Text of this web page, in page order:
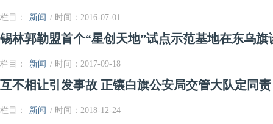
栏目： 新闻 / 时间：2016-07-01
锡林郭勒盟首个“星创天地”试点示范基地在东乌旗
栏目： 新闻 / 时间：2017-09-18
互不相让引发事故 正镶白旗公安局交管大队定同责
栏目： 新闻 / 时间：2018-12-24